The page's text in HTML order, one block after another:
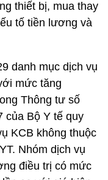
thiết bị, mua thay
tố tiền lương và
danh mục dịch vụ
mức tăng
Thông tư số
của Bộ Y tế quy
KCB không thuộc
Nhóm dịch vụ
điều trị có mức